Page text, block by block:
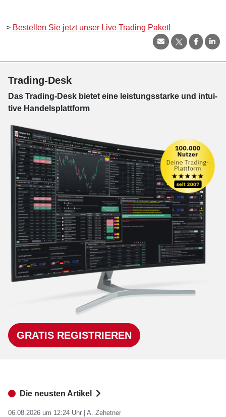
> Bestellen Sie jetzt unser Live Trading Paket!
Trading-Desk
Das Trading-Desk bie­tet eine leis­tungs­star­ke und in­tui­
tive Han­dels­platt­form
GRATIS REGISTRIEREN
Die neusten Artikel
06.08.2026 um 12:24 Uhr | A. Zehetner